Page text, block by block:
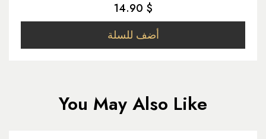
14.90 $
أضف للسلة
You May Also Like